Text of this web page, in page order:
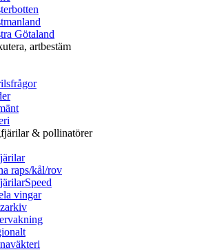
Götaland
artbestäm
& pollinatörer
raps/kål/rov
vingar